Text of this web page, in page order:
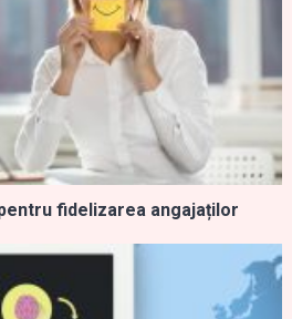
fidelizarea angajaților